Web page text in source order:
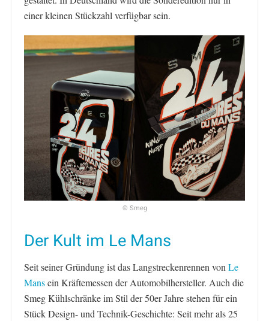
einer kleinen Stückzahl verfügbar sein.
© Smeg
Der Kult im Le Mans
Seit seiner Gründung ist das Langstreckenrennen von Le
Mansein Kräftemessen der Automobilhersteller. Auch die
Smeg Kühlschränke im Stil der 50er Jahre stehen für ein
Stück Design- und Technik-Geschichte: Seit mehr als 25